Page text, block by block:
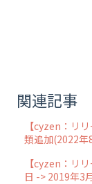
関連記事
【cyzen：リ
類追加(2022年
【cyzen：リ
日 -> 2019年3